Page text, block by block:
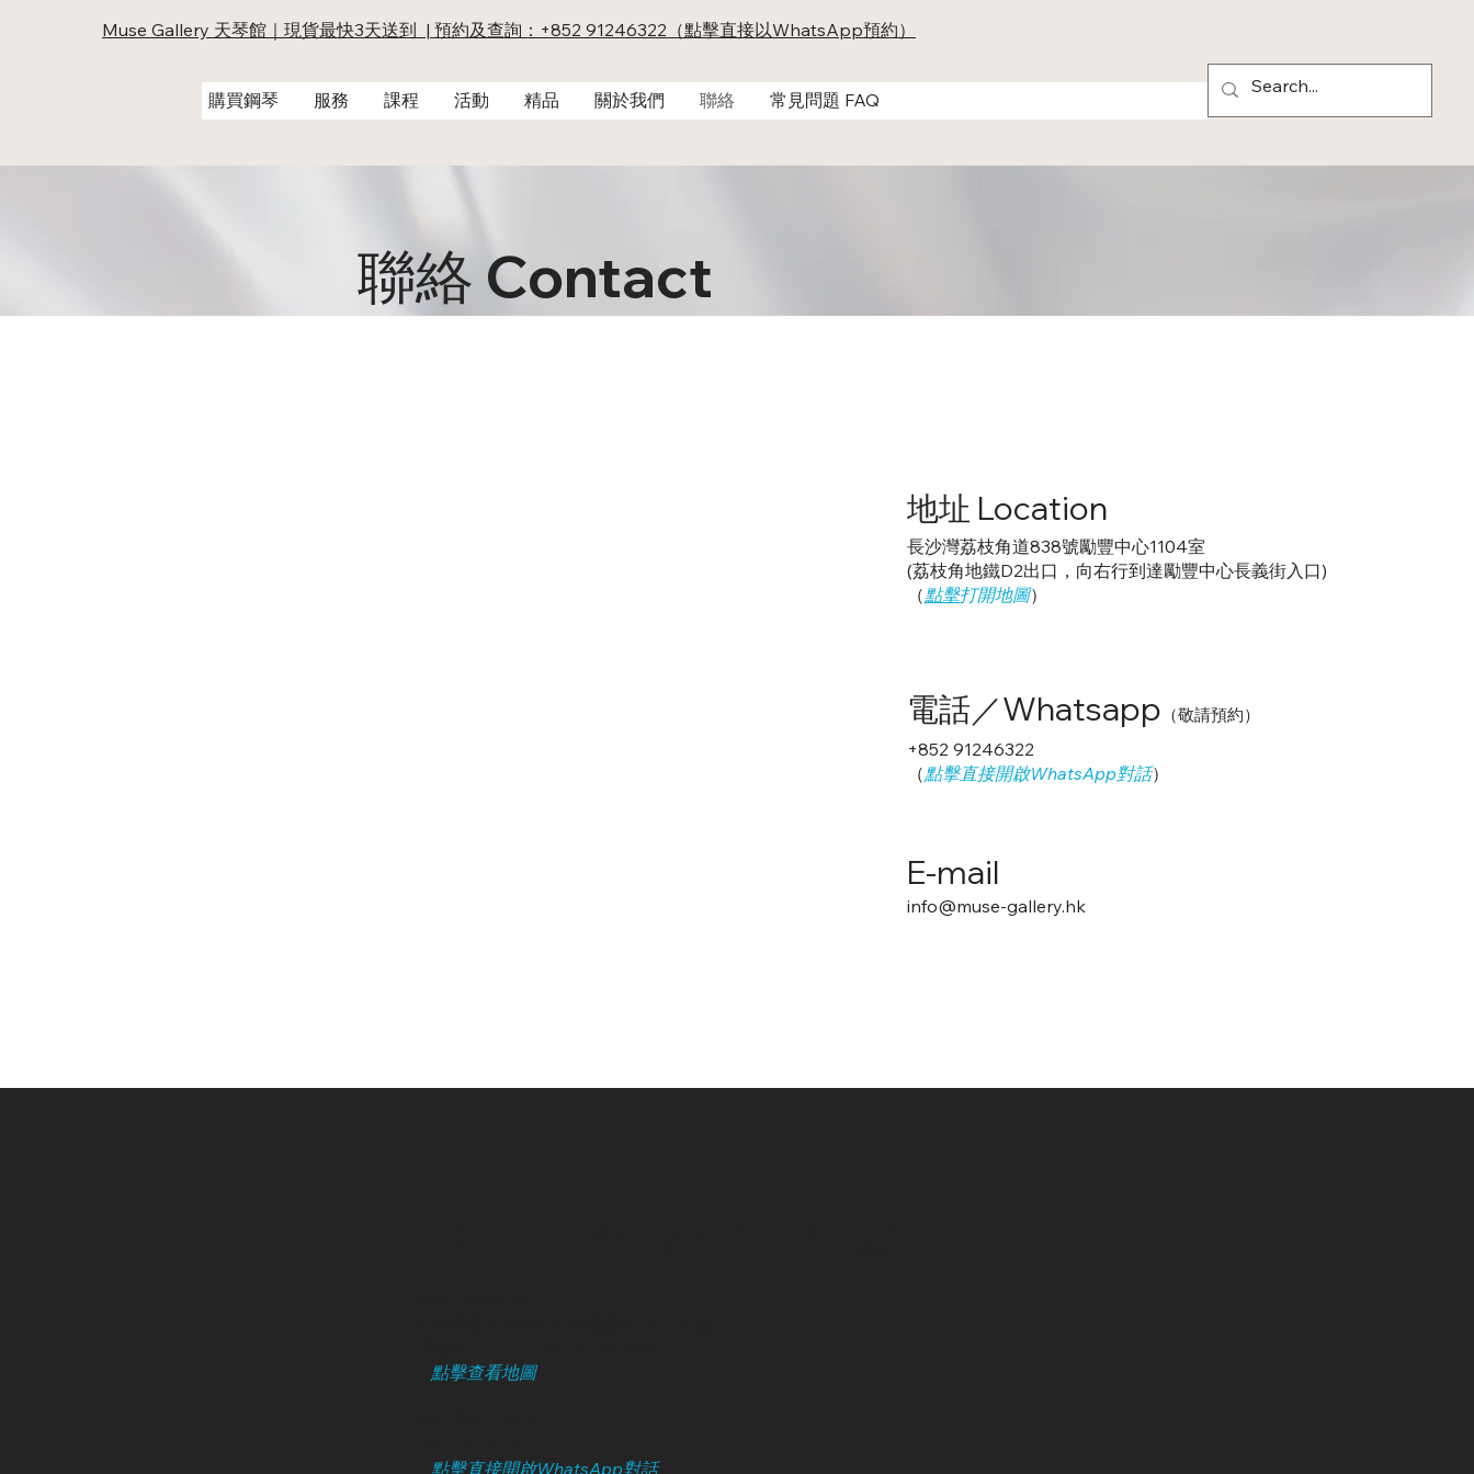
購買鋼琴 服務 課程 活動 精品 關於我們 聯絡 常見問題 FAQ
Muse Gallery 天琴館｜現貨最快3天送到 | 預約及查詢：+852 91246322（點擊直接以WhatsApp預約）
聯絡 Contact
地址 Location
長沙灣荔枝角道838號勵豐中心1104室
(荔枝角地鐵D2出口，向右行到達勵豐中心長義街入口)
（點擊打開地圖）
電話／Whatsapp （敬請預約）
+852 91246322
（點擊直接開啟WhatsApp對話）
E-mail
info@muse-gallery.hk
點擊查看地圖）
點擊直接開啟WhatsApp對話）